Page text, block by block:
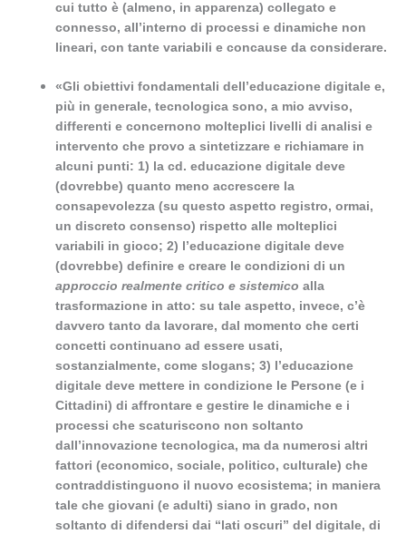
cui tutto è (almeno, in apparenza) collegato e
connesso, all’interno di processi e dinamiche non
lineari, con tante variabili e concause da considerare.
«Gli obiettivi fondamentali dell’educazione digitale e,
più in generale, tecnologica sono, a mio avviso,
differenti e concernono molteplici livelli di analisi e
intervento che provo a sintetizzare e richiamare in
alcuni punti: 1) la cd. educazione digitale deve
(dovrebbe) quanto meno accrescere la
consapevolezza (su questo aspetto registro, ormai,
un discreto consenso) rispetto alle molteplici
variabili in gioco;2) l’educazione digitale deve
(dovrebbe) definire e creare le condizioni di un
approccio realmente critico e sistemico alla
trasformazione in atto: su tale aspetto, invece, c’è
davvero tanto da lavorare, dal momento che certi
concetti continuano ad essere usati,
sostanzialmente, come slogans;3) l’educazione
digitale deve mettere in condizione le Persone (e i
Cittadini) di affrontare e gestire le dinamiche e i
processi che scaturiscono non soltanto
dall’innovazione tecnologica, ma da numerosi altri
fattori (economico, sociale, politico, culturale) che
contraddistinguono il nuovo ecosistema; in maniera
tale che giovani (e adulti) siano in grado, non
soltanto di difendersi dai “lati oscuri” del digitale, di